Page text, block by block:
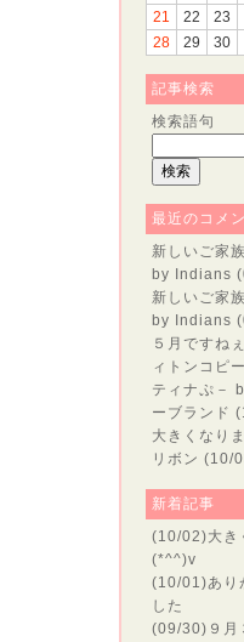
21
22 23
28
29 30
記事検索
検索語句
最近のコメ
新しいご家
by Indians
新しいご家
by Indians
５月ですね
ィトンコピ
ティナぷ－
ーブランド
大きくなり
リボン (10/
新着記事
(10/02)大き
(*^^)v
(10/01)あり
した
(09/30) ９月